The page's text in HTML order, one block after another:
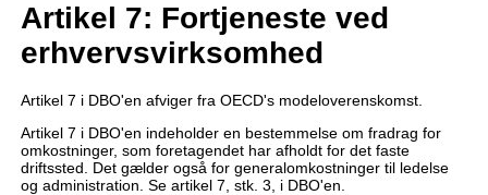
Artikel 7: Fortjeneste ved
erhvervsvirksomhed
Artikel 7 i DBO'en afviger fra OECD's modeloverenskomst.
Artikel 7 i DBO'en indeholder en bestemmelse om fradrag for
omkostninger, som foretagendet har afholdt for det faste
driftssted. Det gælder også for generalomkostninger til ledelse
og administration. Se artikel 7, stk. 3, i DBO'en.